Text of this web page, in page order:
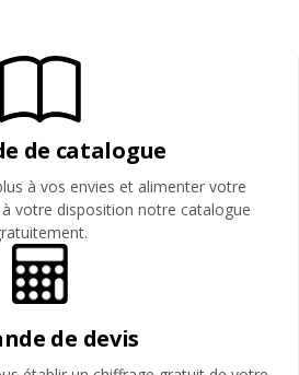
de catalogue
à vos envies et alimenter votre
votre disposition notre catalogue
de devis